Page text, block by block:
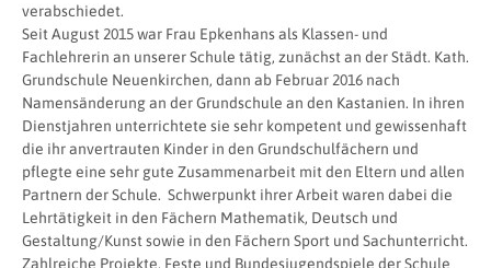
verabschiedet.
Seit August 2015 war Frau Epkenhans als Klassen- und
Fachlehrerin an unserer Schule tätig, zunächst an der Städt. Kath.
Grundschule Neuenkirchen, dann ab Februar 2016 nach
Namensänderung an der Grundschule an den Kastanien. In ihren
Dienstjahren unterrichtete sie sehr kompetent und gewissenhaft
die ihr anvertrauten Kinder in den Grundschulfächern und
pflegte eine sehr gute Zusammenarbeit mit den Eltern und allen
Partnern der Schule. Schwerpunkt ihrer Arbeit waren dabei die
Lehrtätigkeit in den Fächern Mathematik, Deutsch und
Gestaltung/Kunst sowie in den Fächern Sport und Sachunterricht.
Zahlreiche Projekte, Feste und Bundesjugendspiele der Schule